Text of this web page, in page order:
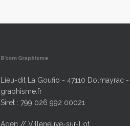
B’com Graphisme
Lieu-dit La Goufio - 47110 Dolmayrac
graphisme.fr
Siret : 799 026 992 00021
Agen // Villeneuve-sur-Lot